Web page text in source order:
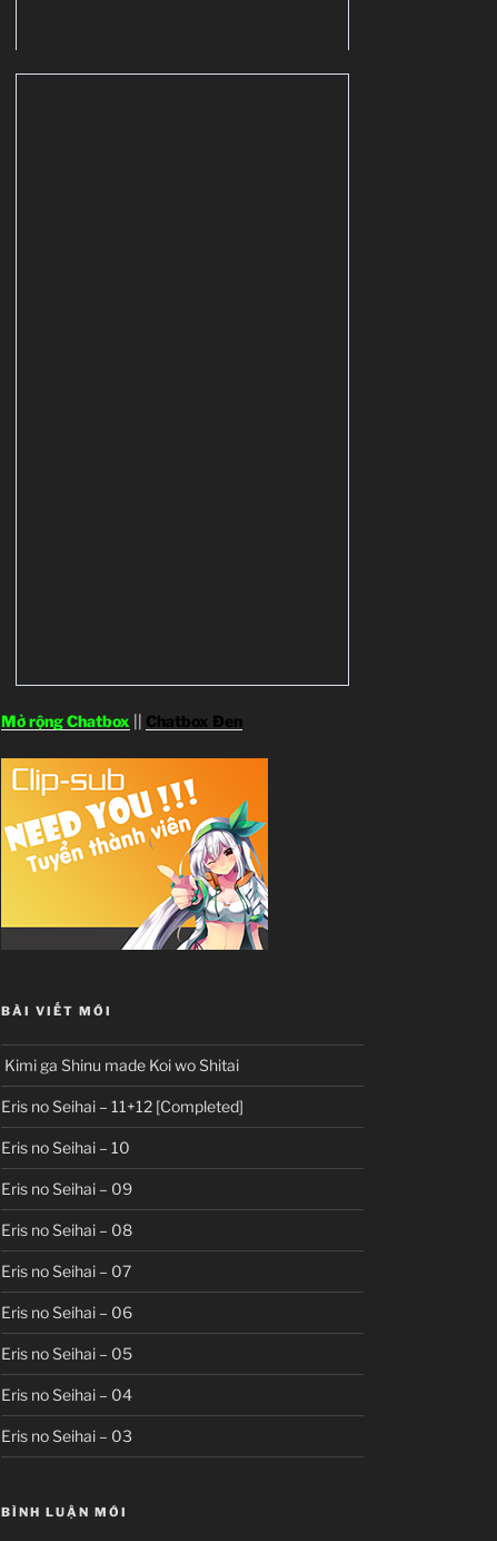
Mở rộng Chatbox Chatbox Đen
BÀI VIẾT MỚI
Kimi ga Shinu made Koi wo Shitai
Eris no Seihai – 11+12 [Completed]
Eris no Seihai – 10
Eris no Seihai – 09
Eris no Seihai – 08
Eris no Seihai – 07
Eris no Seihai – 06
Eris no Seihai – 05
Eris no Seihai – 04
Eris no Seihai – 03
BÌNH LUẬN MỚI